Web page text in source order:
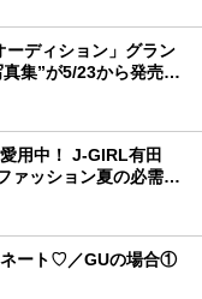
ディション」グラン
集”が5/23から発売！
冊
用中！ J-GIRL有田
ァッション夏の必需
ネート♡／GUの場合①